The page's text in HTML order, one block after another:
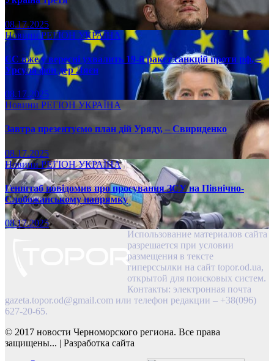
08.17.2025
НовиниРЕГІОН УКРАЇНА
ЄС вже у вересні ухвалить 19-й ракет санкцій проти рф, –
Урсула фон дер Ляєн
08.17.2025
Новини РЕГІОН УКРАЇНА
Завтра презентуємо план дій Уряду, – Свириденко
08.17.2025
НовиниРЕГІОНУКРАЇНА
Генштаб повідомив про просування ЗСУ на Північно-
Слобожанському напрямку
08.17.2025
Использование материалов сайта
разрешается при условии
размещения в тексте
гиперссылки на сайт topor.od.ua,
открытой для поисковых систем.
Контакты: электронная почта
gazeta.topor.od@gmail.com или телефон редакции – +38(096)
627-20-65.
© 2017 новости Черноморского региона. Все права
защищены... | Разработка сайта